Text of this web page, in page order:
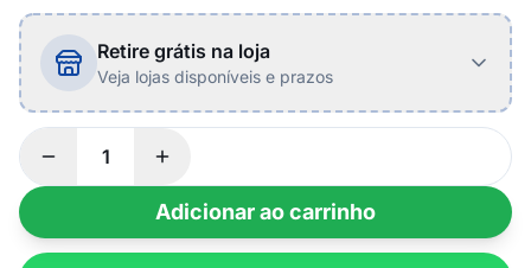
Retire grátis na loja
Veja lojas disponíveis e prazos
Adicionar ao carrinho